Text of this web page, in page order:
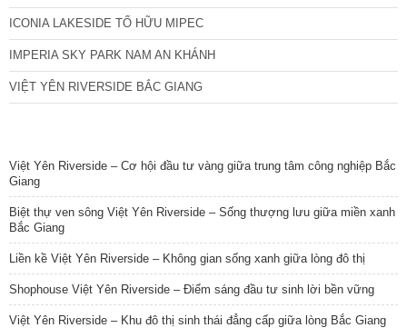
ICONIA LAKESIDE TỐ HỮU MIPEC
IMPERIA SKY PARK NAM AN KHÁNH
VIỆT YÊN RIVERSIDE BẮC GIANG
Việt Yên Riverside – Cơ hội đầu tư vàng giữa trung tâm công nghiệp Bắc
Giang
Biệt thự ven sông Việt Yên Riverside – Sống thượng lưu giữa miền xanh
Bắc Giang
Liền kề Việt Yên Riverside – Không gian sống xanh giữa lòng đô thị
Shophouse Việt Yên Riverside – Điểm sáng đầu tư sinh lời bền vững
Việt Yên Riverside – Khu đô thị sinh thái đẳng cấp giữa lòng Bắc Giang